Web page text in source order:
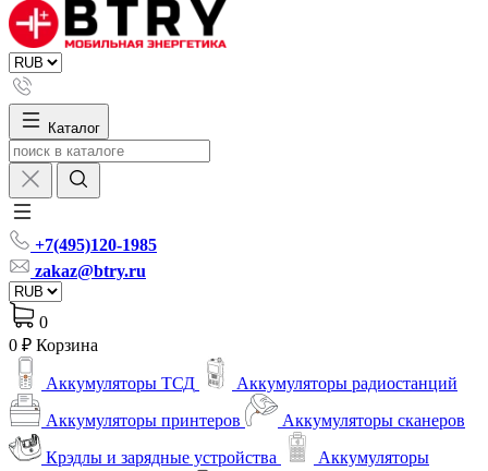
Каталог
+7(495)120-1985
zakaz@btry.ru
0
0 ₽ Корзина
Аккумуляторы ТСД
Аккумуляторы радиостанций
Аккумуляторы принтеров
Аккумуляторы сканеров
Крэдлы и зарядные устройства
Аккумуляторы